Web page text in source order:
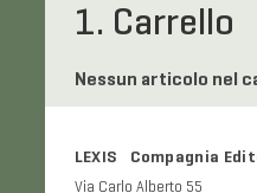
1. Carrello
Nessun articolo nel
LEXIS Compagnia
Via Carlo Alberto 55